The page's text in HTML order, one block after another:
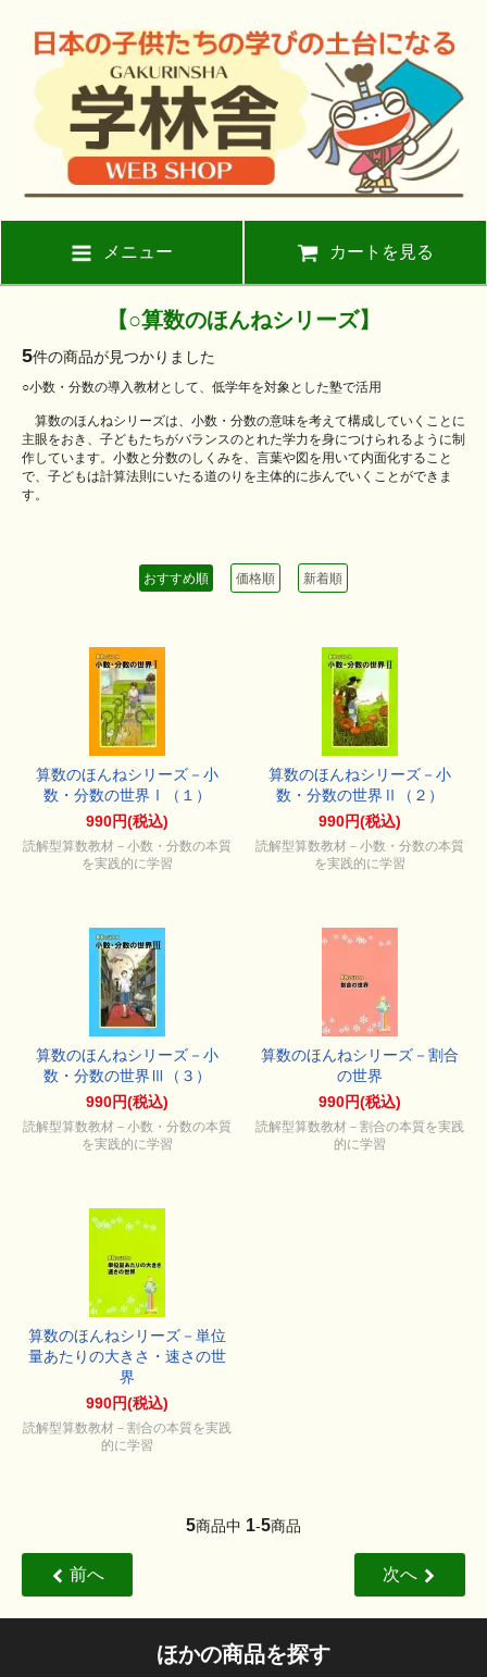
メニュー カートを見る
【○算数のほんねシリーズ】
5件の商品が見つかりました
○小数・分数の導入教材として、低学年を対象とした塾で活用
算数のほんねシリーズは、小数・分数の意味を考えて構成していくことに
主眼をおき、子どもたちがバランスのとれた学力を身につけられるように制
作しています。小数と分数のしくみを、言葉や図を用いて内面化すること
で、子どもは計算法則にいたる道のりを主体的に歩んでいくことができま
す。
おすすめ順 価格順 新着順
算数のほんねシリーズ－小
数・分数の世界Ⅰ（１）
990円(税込)
読解型算数教材－小数・分数の本質
を実践的に学習
算数のほんねシリーズ－小
数・分数の世界Ⅱ（２）
990円(税込)
読解型算数教材－小数・分数の本質
を実践的に学習
算数のほんねシリーズ－小
数・分数の世界Ⅲ（３）
990円(税込)
読解型算数教材－小数・分数の本質
を実践的に学習
算数のほんねシリーズ－割合
の世界
990円(税込)
読解型算数教材－割合の本質を実践
的に学習
算数のほんねシリーズ－単位
量あたりの大きさ・速さの世
界
990円(税込)
読解型算数教材－割合の本質を実践
的に学習
5商品中 1-5商品
前へ 次へ
ほかの商品を探す